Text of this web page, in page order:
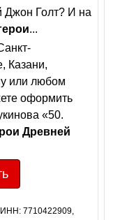
Джон Голт? И на
...
Казани,
или любом
оформить
«50.
Древней
7710422909,